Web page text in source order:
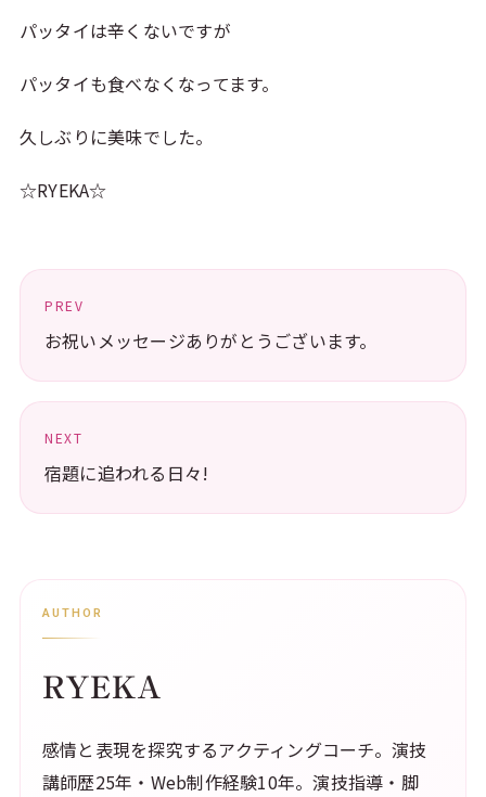
パッタイは辛くないですが
パッタイも食べなくなってます。
久しぶりに美味でした。
☆RYEKA☆
PREV
お祝いメッセージありがとうございます。
NEXT
宿題に追われる日々!
AUTHOR
RYEKA
感情と表現を探究するアクティングコーチ。演技
講師歴25年・Web制作経験10年。演技指導・脚